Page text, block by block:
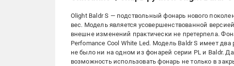
Olight Baldr S — подствольный фонарь нового
вес. Модель является усовершенствованной
внешне изменений практически не претерпела.
Perfomance Cool White Led. Модель Baldr S имеет
не было ни на одном из фонарей серии PL и Baldr.
возможность использовать фонарь не только в